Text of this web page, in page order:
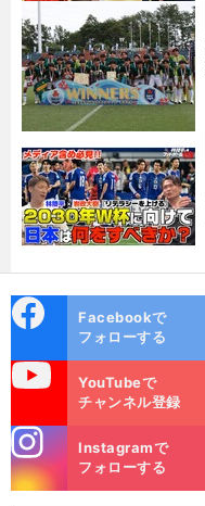
ok
Facebookで
フォローする
YouTubeで
チャンネル登録
m
Instagramで
フォローする